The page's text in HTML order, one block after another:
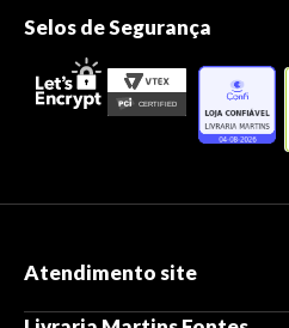
Selos de Segurança
Atendimento site